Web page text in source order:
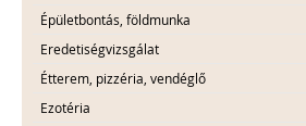
Épületbontás, földmunka
Eredetiségvizsgálat
Étterem, pizzéria, vendéglő
Ezotéria